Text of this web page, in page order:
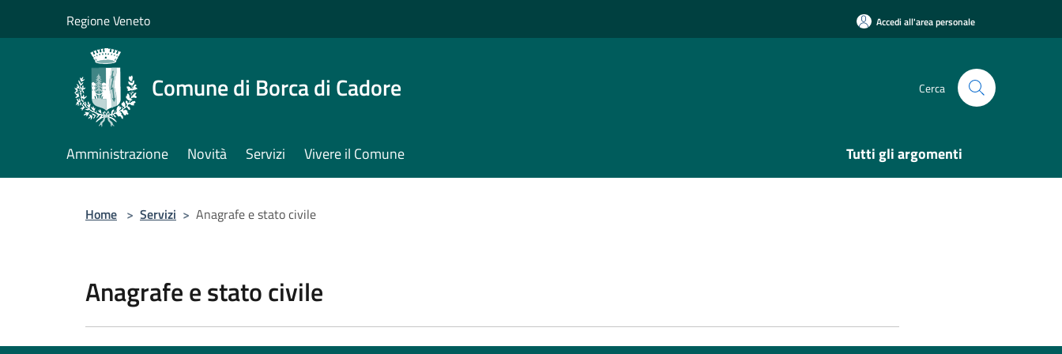
Regione Veneto Accedi all'area personale
Comune di Borca di Cadore Cerca
Amministrazione Novità Servizi Vivere il Comune Tutti gli argomenti
Home > Servizi > Anagrafe e stato civile
Anagrafe e stato civile